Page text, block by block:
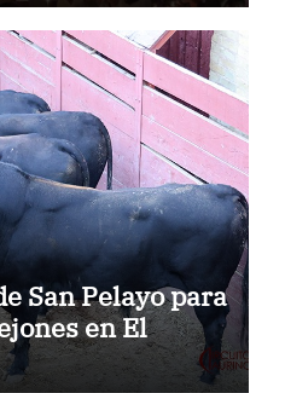
San Pelayo para
en El